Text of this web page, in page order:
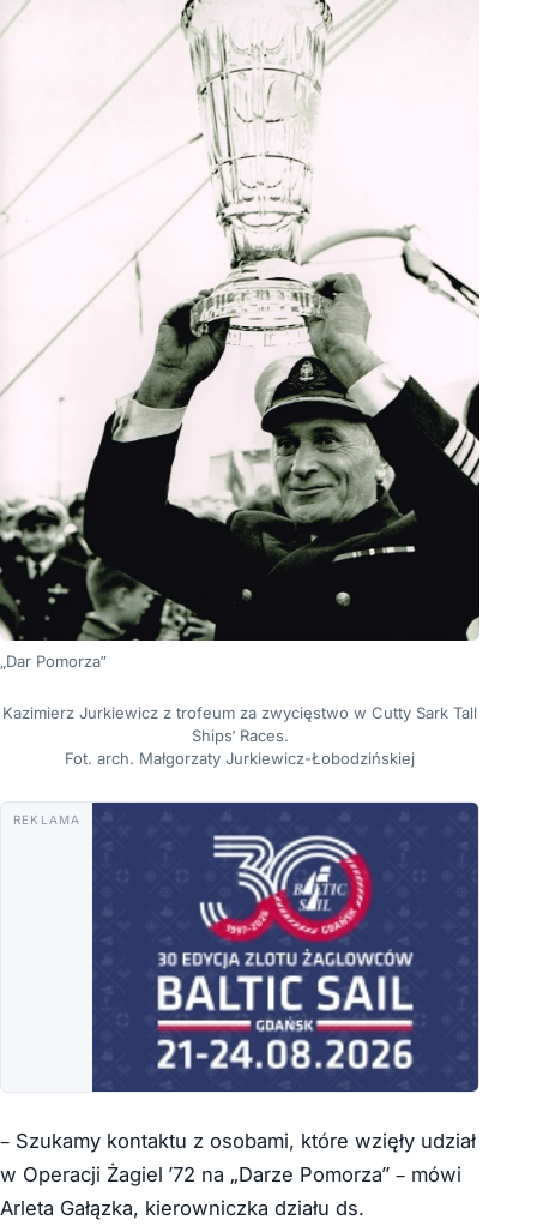
„Dar Pomorza”
Kazimierz Jurkiewicz z trofeum za zwycięstwo w Cutty Sark Tall
Ships’ Races.
Fot. arch. Małgorzaty Jurkiewicz-Łobodzińskiej
REKLAMA
– Szukamy kontaktu z osobami, które wzięły udział
w Operacji Żagiel ’72 na „Darze Pomorza” – mówi
Arleta Gałązka, kierowniczka działu ds.